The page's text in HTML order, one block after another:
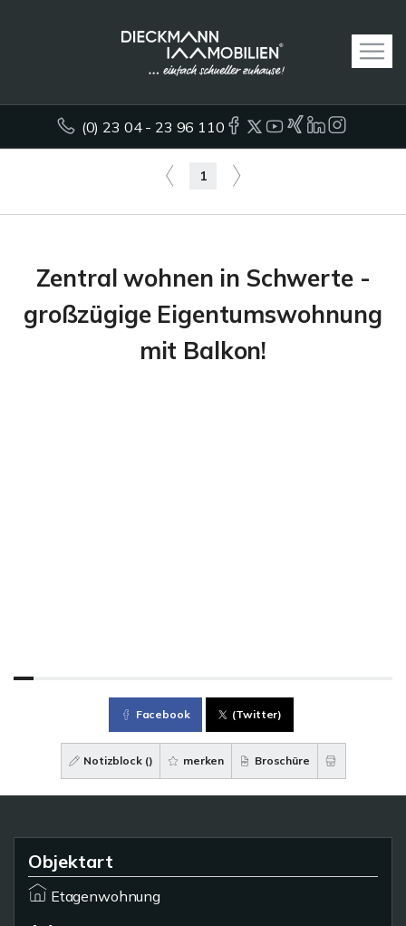
(0) 23 04 - 23 96 110
1
Zentral wohnen in Schwerte -
großzügige Eigentumswohnung
mit Balkon!
Facebook (Twitter)
Notizblock () merken Broschüre
Objektart
Etagenwohnung